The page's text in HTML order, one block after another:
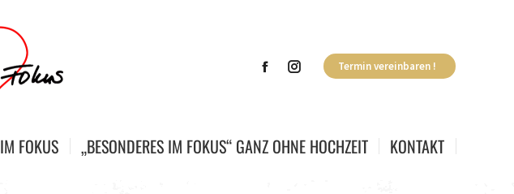
Termin vereinbaren !
FOKUS „BESONDERES IM FOKUS“ GANZ OHNE HOCHZEIT KONTAKT